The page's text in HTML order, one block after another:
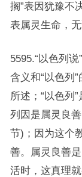
搁”表因犹豫不
表属灵生命，
5595.“以色列
含义和“以色列
所述；“以色列
列因是属灵良
节)；因为这个
善。属灵良善
活时，这真理